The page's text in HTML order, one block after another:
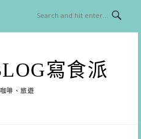
寫食派
啡、旅遊